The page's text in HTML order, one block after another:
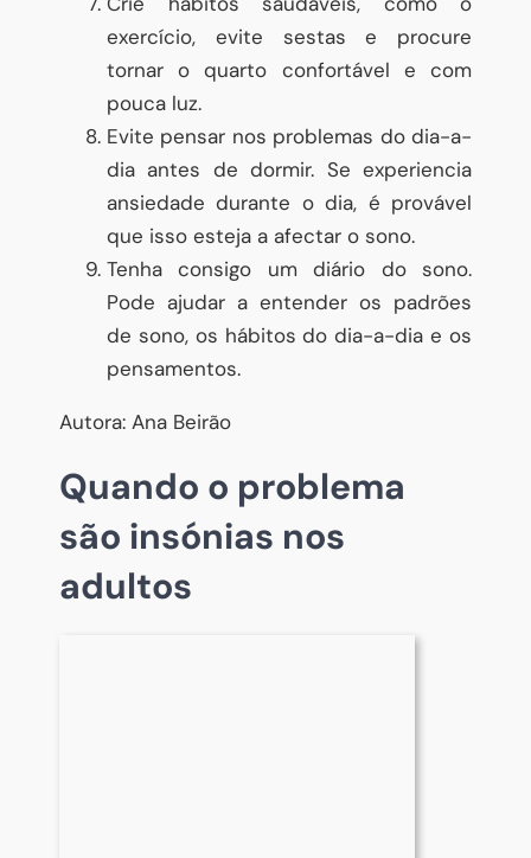
exercício, evite sestas e procure
tornar o quarto confortável e com
pouca luz.
Evite pensar nos problemas do dia-a-
dia antes de dormir. Se experiencia
ansiedade durante o dia, é provável
que isso esteja a afectar o sono.
Tenha consigo um diário do sono.
Pode ajudar a entender os padrões
de sono, os hábitos do dia-a-dia e os
pensamentos.
Autora: Ana Beirão
Quando o problema
são insónias nos
adultos